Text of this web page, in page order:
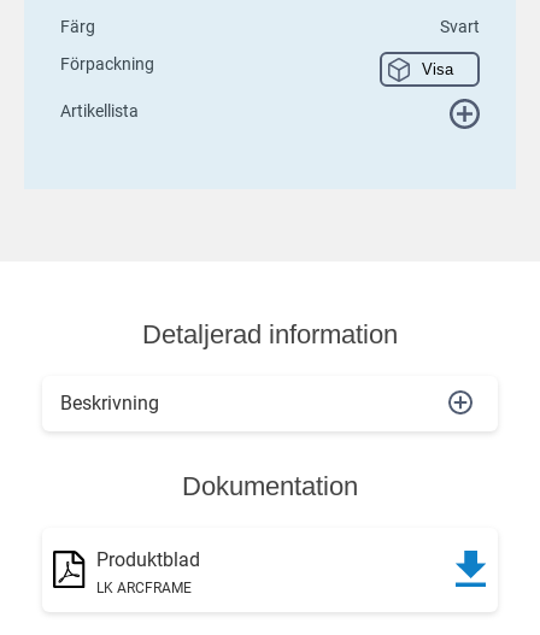
Färg
Svart
Förpackning
Visa
Artikellista
Detaljerad information
Beskrivning
Dokumentation
Produktblad
LK ARCFRAME